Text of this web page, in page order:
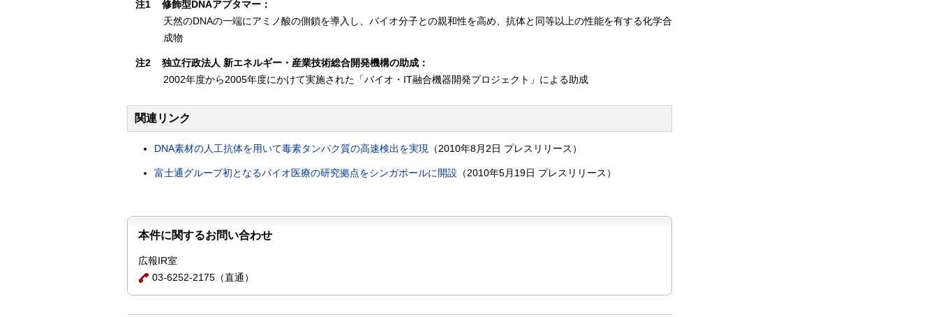
注1
修飾型DNAアプタマー：
天然のDNAの一端にアミノ酸の側鎖を導入し、バイオ分子との親和性を高め、抗体と同等以上の性能を有する化学合
成物
注2
独立行政法人 新エネルギー・産業技術総合開発機構の助成：
2002年度から2005年度にかけて実施された「バイオ・IT融合機器開発プロジェクト」による助成
関連リンク
DNA素材の人工抗体を用いて毒素タンパク質の高速検出を実現 （2010年8月2日 プレスリリース）
富士通グループ初となるバイオ医療の研究拠点をシンガポールに開設 （2010年5月19日 プレスリリース）
本件に関するお問い合わせ
広報IR室
03-6252-2175（直通）